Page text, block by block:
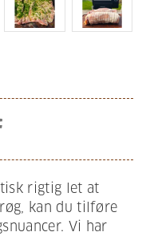
rigtig let at
kan du tilføre
Vi har